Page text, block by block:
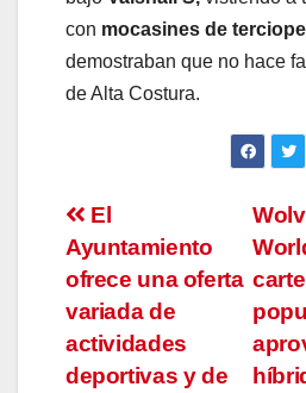
con mocasines de
demostraban que no hace
de Alta Costura.
Navegación
de
entradas
El
Ayuntamiento
ofrece una oferta
variada de
actividades
deportivas y de